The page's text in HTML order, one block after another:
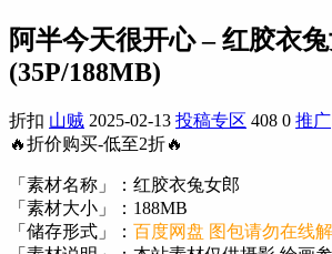
阿半今天很开心 – 红胶衣
(35P/188MB)
折扣 山贼 2025-02-13 投稿专区 408 0 推广
🔥折价购买-低至2折🔥
「素材名称」：红胶衣兔女郎
「素材大小」：188MB
「储存形式」： 百度网盘 图包请勿在线